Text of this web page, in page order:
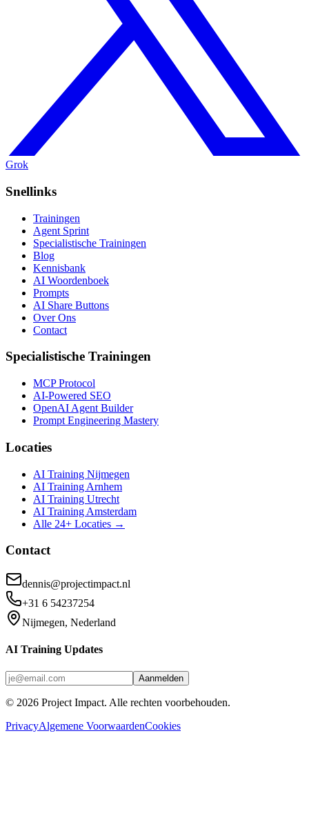
Grok
Snellinks
Trainingen
Agent Sprint
Specialistische Trainingen
Blog
Kennisbank
AI Woordenboek
Prompts
AI Share Buttons
Over Ons
Contact
Specialistische Trainingen
MCP Protocol
AI-Powered SEO
OpenAI Agent Builder
Prompt Engineering Mastery
Locaties
AI Training Nijmegen
AI Training Arnhem
AI Training Utrecht
AI Training Amsterdam
Alle 24+ Locaties →
Contact
dennis@projectimpact.nl
+31 6 54237254
Nijmegen, Nederland
AI Training Updates
Aanmelden
© 2026 Project Impact. Alle rechten voorbehouden.
PrivacyAlgemene VoorwaardenCookies